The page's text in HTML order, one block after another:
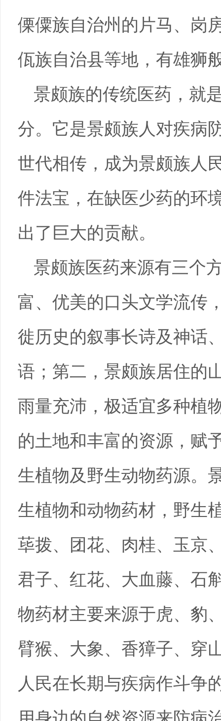
傈僳族自治州的片马、岗
佤族自治县等地，有雄狮
景颇族的传统医药，就
分。它是景颇族人对疾病
世代相传，成为景颇族人
件法宝，在缺医少药的环
出了巨大的贡献。
景颇族医药来源有三个
富、优美的口头文学流传
徙历史的叙事长诗及神话
语；第二，景颇族居住的
雨量充沛，极适宜多种植
的土地和丰富的资源，赋
生植物及野生动物药源。
生植物和动物药材，野生
荜拨、团花、肉桂、玉京
君子、红花、大血藤、石
物药材主要来源于虎、豹
臂猴、大象、香獐子、穿
人民在长期与疾病作斗争